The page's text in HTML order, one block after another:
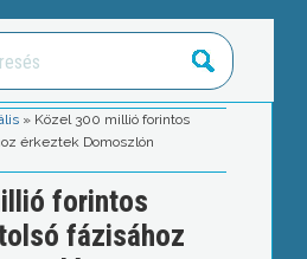
» Közel 300 millió forintos
érkeztek Domoszlón
forintos
fázisához